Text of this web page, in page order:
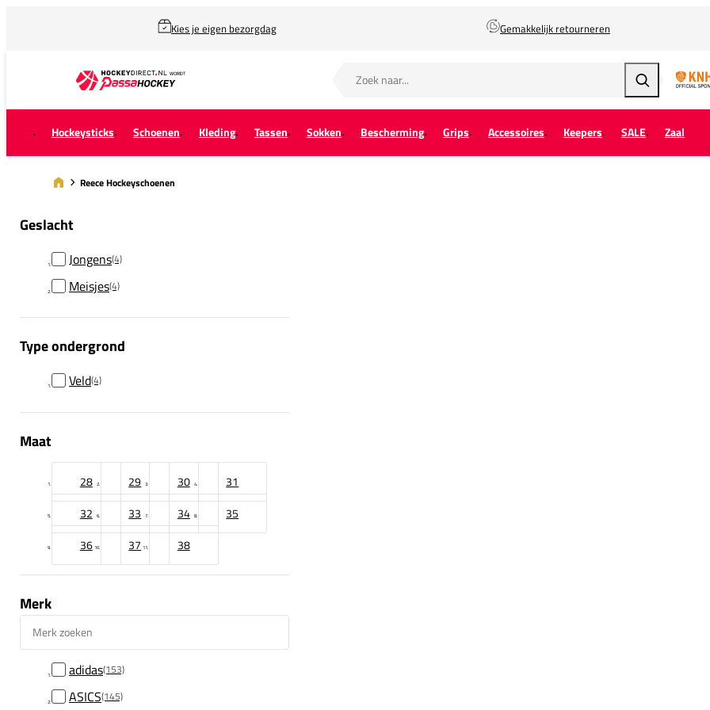
Kies je eigen bezorgdag Gemakkelijk retourneren
Zoeken
Hockeysticks Schoenen Kleding Tassen Sokken Bescherming Grips Accessoires Keepers SALE Zaal
Reece Hockeyschoenen
Geslacht
Jongens(4)
Meisjes(4)
Type ondergrond
Veld(4)
Maat
28 29 30
31
32
33 34
35
36
37 38
Merk
adidas(153)
ASICS(145)